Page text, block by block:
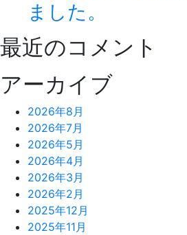
ました。
最近のコメント
アーカイブ
2026年8月
2026年7月
2026年5月
2026年4月
2026年3月
2026年2月
2025年12月
2025年11月